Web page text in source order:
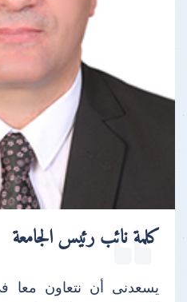
كلمة نائب رئيس الجامعة
يسعدنى أن نتعاون معا